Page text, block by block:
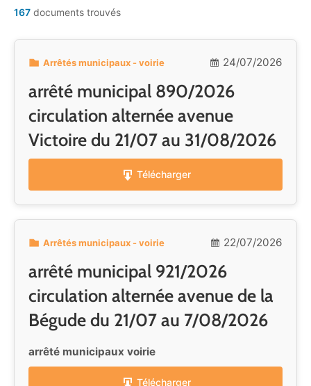
167 documents trouvés
Arrêtés municipaux - voirie 24/07/2026
arrêté municipal 890/2026
circulation alternée avenue
Victoire du 21/07 au 31/08/2026
Télécharger
Arrêtés municipaux - voirie 22/07/2026
arrêté municipal 921/2026
circulation alternée avenue de la
Bégude du 21/07 au 7/08/2026
arrêté municipaux voirie
Télécharger